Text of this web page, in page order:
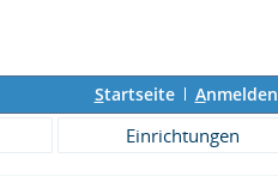
Startseite Anmelden
Einrichtungen